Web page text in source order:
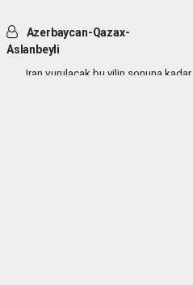
Azerbaycan-Qazax-
Aslanbeyli
Iran vurulacak bu yilin sonuna kadar...